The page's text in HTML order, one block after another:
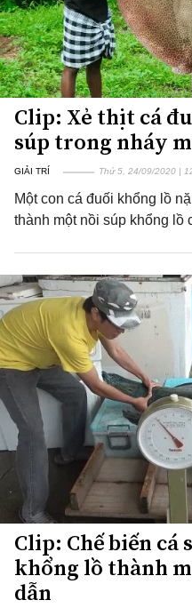
Clip: Xẻ thịt cá
súp trong nháy
GIẢI TRÍ Thứ 5, 24/09/2020 |
Một con cá đuối khổng lồ
thành một nồi súp khổng lồ
Clip: Chế biến cá
khổng lồ thành
dẫn